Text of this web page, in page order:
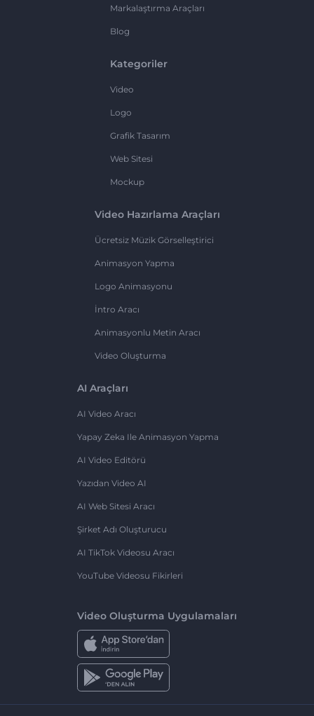
Markalaştırma Araçları
Blog
Kategoriler
Video
Logo
Grafik Tasarım
Web Sitesi
Mockup
Video Hazırlama Araçları
Ücretsiz Müzik Görselleştirici
Animasyon Yapma
Logo Animasyonu
İntro Aracı
Animasyonlu Metin Aracı
Video Oluşturma
AI Araçları
AI Video Aracı
Yapay Zeka Ile Animasyon Yapma
AI Video Editörü
Yazıdan Video AI
AI Web Sitesi Aracı
Şirket Adı Oluşturucu
AI TikTok Videosu Aracı
YouTube Videosu Fikirleri
Video Oluşturma Uygulamaları